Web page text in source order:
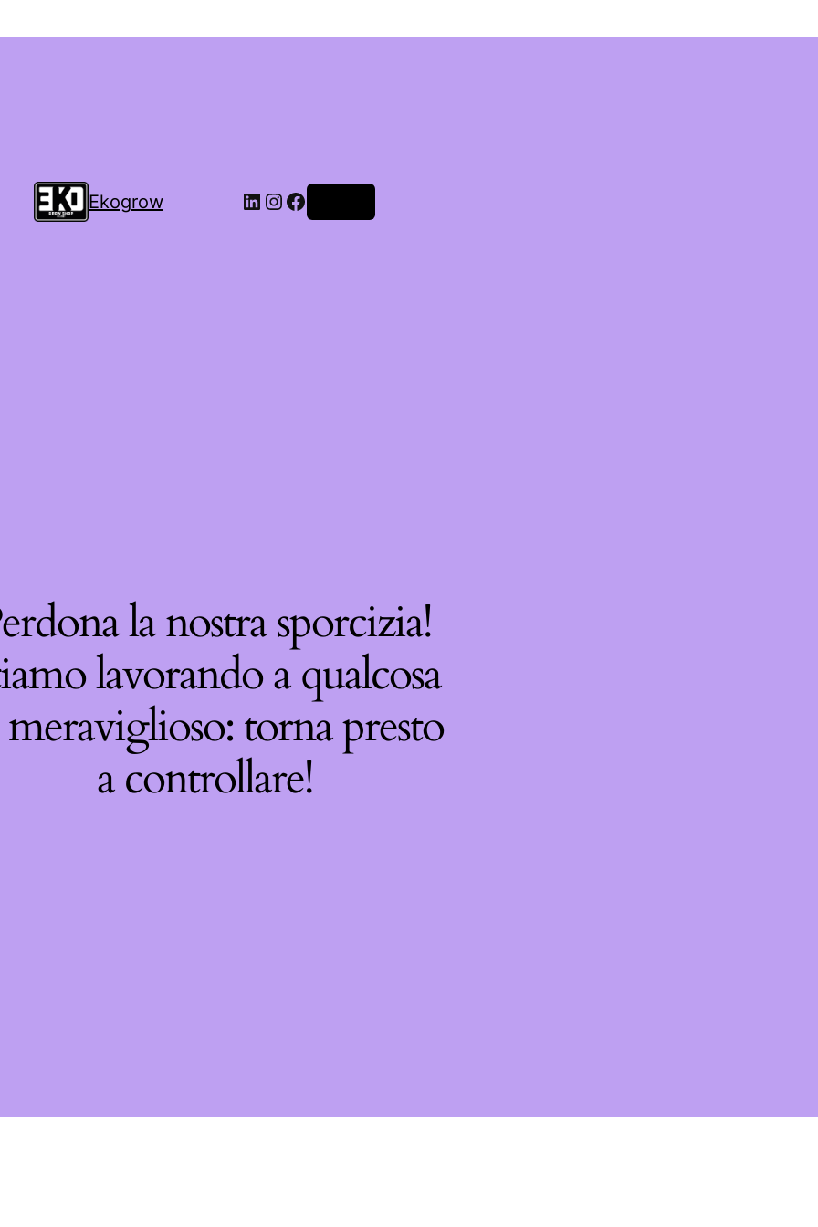
Ekogrow
la nostra sporcizia!
lavorando a qualcosa
torna presto
a controllare!